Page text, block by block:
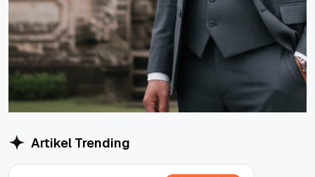
Artikel Trending